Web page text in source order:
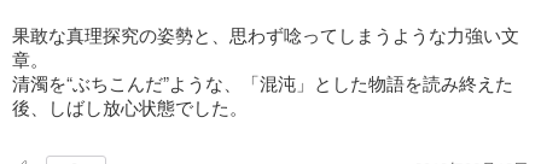
果敢な真理探究の姿勢と、思わず唸ってしまうような力強い文
章。
清濁を“ぶちこんだ”ような、「混沌」とした物語を読み終えた
後、しばし放心状態でした。